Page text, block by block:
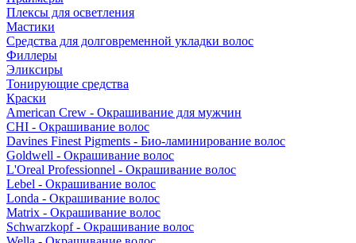
Плексы для осветления
Мастики
Средства для долговременной укладки волос
Филлеры
Эликсиры
Тонирующие средства
Краски
American Crew - Окрашивание для мужчин
CHI - Окрашивание волос
Davines Finest Pigments - Био-ламинирование волос
Goldwell - Окрашивание волос
L'Oreal Professionnel - Окрашивание волос
Lebel - Окрашивание волос
Londa - Окрашивание волос
Matrix - Окрашивание волос
Schwarzkopf - Окрашивание волос